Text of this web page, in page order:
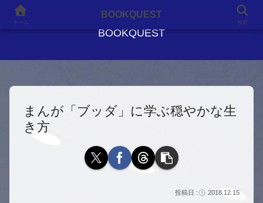
BOOKQUEST
まんが「ブッダ」に学ぶ穏やかな生
き方
2018.12.15
ホーム
BOOKQUEST
検索